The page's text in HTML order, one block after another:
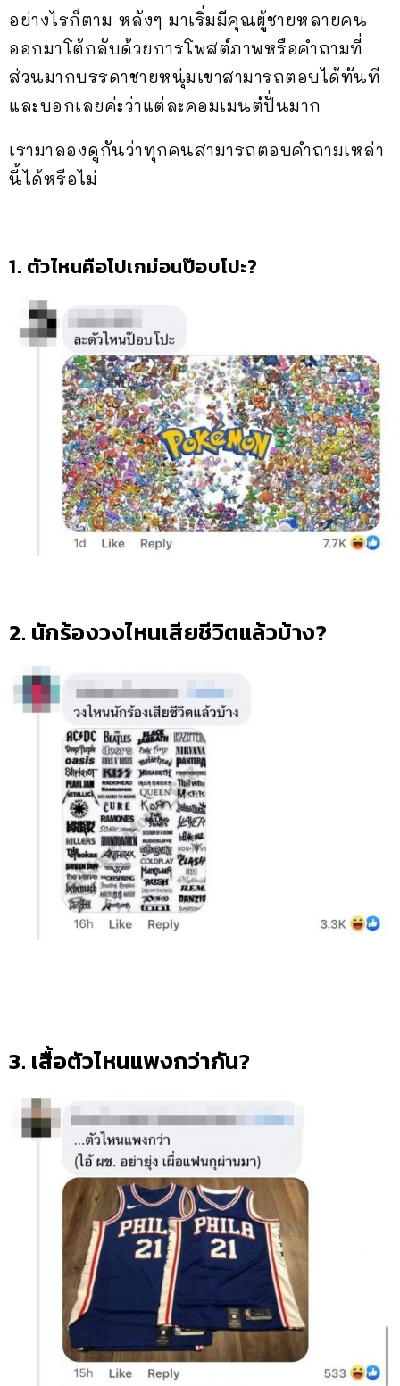
อย่างไรก็ตาม หลังๆ มาเริ่มมีคุณผู้ชายหลายคน
ออกมาโต้กลับด้วยการโพสต์ภาพหรือคำถามที่
ส่วนมากบรรดาชายหนุ่มเขาสามารถตอบได้ทันที
และบอกเลยค่ะว่าแต่ละคอมเมนต์ปั่นมาก
เรามาลองดูกันว่าทุกคนสามารถตอบคำถามเหล่า
นี้ได้หรือไม่
1. ตัวไหนคือโปเกม่อนป๊อบโปะ?
2. นักร้องวงไหนเสียชีวิตแล้วบ้าง?
3. เสื้อตัวไหนแพงกว่ากัน?